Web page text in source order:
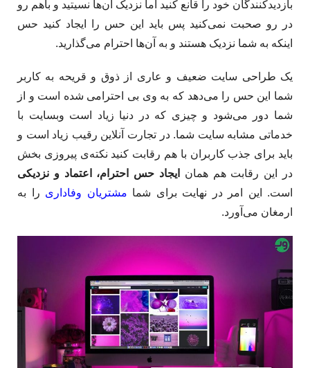
بازدیدکنندگان خود را قانع کنید اما نزدیک آن‌ها نسیتید و باهم رو
در رو صحبت نمی‌کنید پس باید این حس را ایجاد کنید حس
اینکه به شما نزدیک هستند و به آن‌ها احترام می‌گذارید.
یک طراحی سایت ضعیف و عاری از ذوق و قریحه به کاربر
شما این حس را می‌دهد که به وی بی احترامی شده است و از
شما دور می‌شود و چیزی که در دنیا زیاد است وبسایت با
خدماتی مشابه سایت شما. در تجارت آنلاین رقیب زیاد است و
باید برای جذب کاربران با هم رقابت کنید نکته‌ی پیروزی بخش
در این رقابت هم همان
ایجاد حس احترام، اعتماد و نزدیکی
است. این امر در نهایت برای شما مشتریان وفاداری را به
ارمغان می‌آورد.